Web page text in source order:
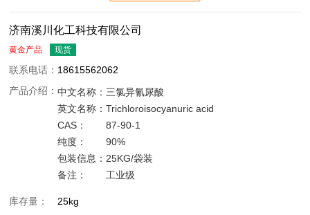
济南溪川化工科技有限公司
黄金产品 现货
联系电话： 18615562062
产品介绍：中文名称： 三氯异氰尿酸
英文名称：Trichloroisocyanuric acid
CAS：
87-90-1
纯度：
90%
包装信息： 25KG/袋装
备注：
工业级
库存量：
25kg